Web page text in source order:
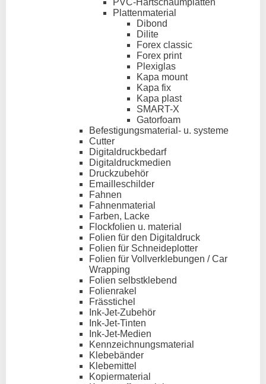
PVC-Hartschaumplatten
Plattenmaterial
Dibond
Dilite
Forex classic
Forex print
Plexiglas
Kapa mount
Kapa fix
Kapa plast
SMART-X
Gatorfoam
Befestigungsmaterial- u. systeme
Cutter
Digitaldruckbedarf
Digitaldruckmedien
Druckzubehör
Emailleschilder
Fahnen
Fahnenmaterial
Farben, Lacke
Flockfolien u. material
Folien für den Digitaldruck
Folien für Schneideplotter
Folien für Vollverklebungen / Car
Wrapping
Folien selbstklebend
Folienrakel
Frässtichel
Ink-Jet-Zubehör
Ink-Jet-Tinten
Ink-Jet-Medien
Kennzeichnungsmaterial
Klebebänder
Klebemittel
Kopiermaterial